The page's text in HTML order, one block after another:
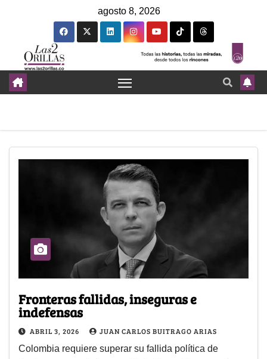
agosto 8, 2026
Fronteras fallidas, inseguras e
indefensas
ABRIL 3, 2026 JUAN CARLOS BUITRAGO ARIAS
Colombia requiere superar su fallida política de